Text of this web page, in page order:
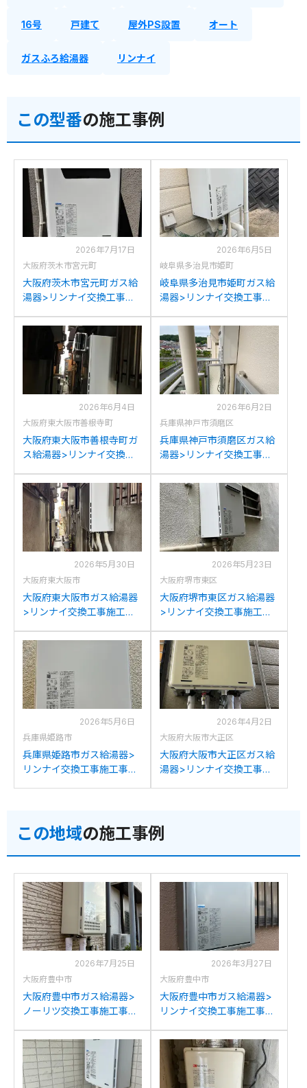
16号 戸建て 屋外PS設置 オート
ガスふろ給湯器 リンナイ
この型番の施工事例
2026年7月17日
大阪府茨木市宮元町
大阪府茨木市宮元町ガス給
湯器>リンナイ交換工事施
A1610SAW(A)からリンナイ
RUF-A1615SAW(C)への交
2026年6月5日
岐阜県多治見市姫町
岐阜県多治見市姫町ガス給
湯器>リンナイ交換工事施
1616SAWからリンナイ
RUF-A1615SAW(C)への交
換
2026年6月4日
大阪府東大阪市善根寺町
大阪府東大阪市善根寺町ガ
ス給湯器>リンナイ交換工
A1610SAWからリンナイ
RUF-A1615SAW(C)への交
2026年6月2日
兵庫県神戸市須磨区
兵庫県神戸市須磨区ガス給
湯器>リンナイ交換工事施
A1610SAW(A)からリンナイ
RUF-A1615SAW(C)への交
換
2026年5月30日
大阪府東大阪市
大阪府東大阪市ガス給湯器
>リンナイ交換工事施工事
A1610SAWからリンナイ
RUF-A1615SAW(C)への交
換
2026年5月23日
大阪府堺市東区
大阪府堺市東区ガス給湯器
>リンナイ交換工事施工事
A1610SAWからリンナイ
RUF-A1615SAW(C)への交
換
2026年5月6日
兵庫県姫路市
兵庫県姫路市ガス給湯器>
リンナイ交換工事施工事
2026年4月2日
大阪府大阪市大正区
大阪府大阪市大正区ガス給
湯器>リンナイ交換工事施
換
この地域の施工事例
2026年7月25日
大阪府豊中市
大阪府豊中市ガス給湯器>
ノーリツ交換工事施工事
2437WS`・GQ-1637WSか
らノーリツGQ-2439WS-
1BLへの交換
2026年3月27日
大阪府豊中市
大阪府豊中市ガス給湯器>
リンナイ交換工事施工事
ンナイRUF-K2406SAW(A)
への交換